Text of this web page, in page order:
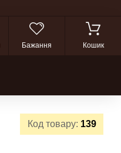
Бажання Кошик
Код товару: 139